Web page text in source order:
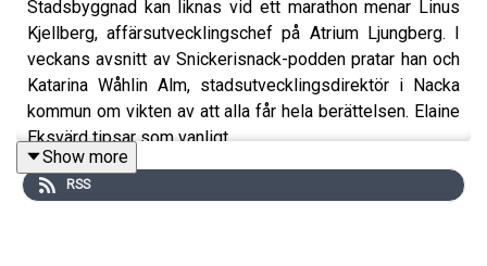
Stadsbyggnad kan liknas vid ett marathon menar Linus
Kjellberg, affärsutvecklingschef på Atrium Ljungberg. I
veckans avsnitt av Snickerisnack-podden pratar han och
Katarina Wåhlin Alm, stadsutvecklingsdirektör i Nacka
kommun om vikten av att alla får hela berättelsen. Elaine
Eksvärd tipsar som vanligt.
Show more
RSS